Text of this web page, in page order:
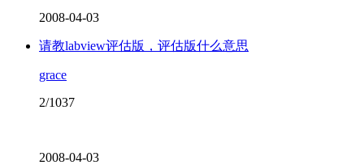
2008-04-03
请教labview评估版，评估版什么意思
grace
2/1037
2008-04-03